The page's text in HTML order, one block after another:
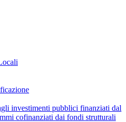
investimenti pubblici finanziati dal
cofinanziati dai fondi strutturali